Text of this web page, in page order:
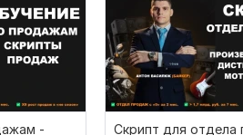
-
Скрипт для отдела